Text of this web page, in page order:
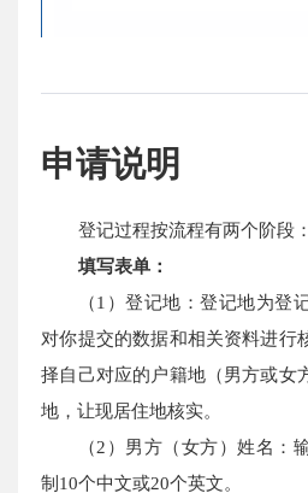
申请说明
登记过程按流程有两个阶段
填写表单：
（1）登记地：登记地为登
对你提交的数据和相关资料进行
择自己对应的户籍地（男方或女
地，让现居住地核实。
（2）男方（女方）姓名：
制10个中文或20个英文。